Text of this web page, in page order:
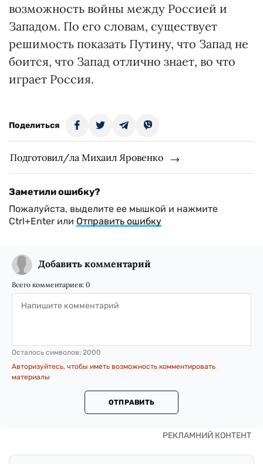
возможность войны между Россией и
Западом. По его словам, существует
решимость показать Путину, что Запад не
боится, что Запад отлично знает, во что
играет Россия.
Поделиться
Подготовил/ла Михаил Яровенко
Заметили ошибку?
Пожалуйста, выделите ее мышкой и нажмите
Ctrl+Enter или Отправить ошибку
Добавить комментарий
Всего комментариев: 0
Осталось символов: 2000
Авторизуйтесь, чтобы иметь возможность комментировать
материалы
ОТПРАВИТЬ